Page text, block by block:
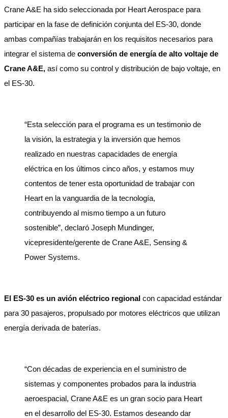
Crane A&E ha sido seleccionada por Heart Aerospace para
participar en la fase de definición conjunta del ES-30, donde
ambas compañías trabajarán en los requisitos necesarios para
integrar el sistema de conversión de energía de alto voltaje de
Crane A&E, así como su control y distribución de bajo voltaje, en
el ES-30.
“Esta selección para el programa es un testimonio de
la visión, la estrategia y la inversión que hemos
realizado en nuestras capacidades de energía
eléctrica en los últimos cinco años, y estamos muy
contentos de tener esta oportunidad de trabajar con
Heart en la vanguardia de la tecnología,
contribuyendo al mismo tiempo a un futuro
sostenible”, declaró Joseph Mundinger,
vicepresidente/gerente de Crane A&E, Sensing &
Power Systems.
El ES-30 es un avión eléctrico regional con capacidad estándar
para 30 pasajeros, propulsado por motores eléctricos que utilizan
energía derivada de baterías.
“Con décadas de experiencia en el suministro de
sistemas y componentes probados para la industria
aeroespacial, Crane A&E es un gran socio para Heart
en el desarrollo del ES-30. Estamos deseando dar